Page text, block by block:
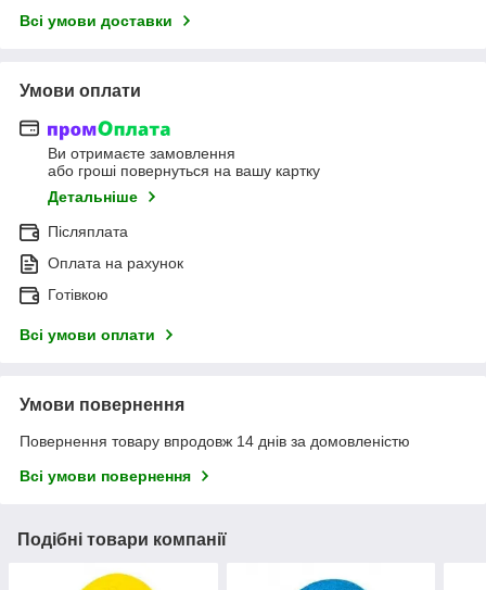
Всі умови доставки
Умови оплати
Ви отримаєте замовлення
або гроші повернуться на вашу картку
Детальніше
Післяплата
Оплата на рахунок
Готівкою
Всі умови оплати
Умови повернення
Повернення товару впродовж 14 днів за домовленістю
Всі умови повернення
Подібні товари компанії